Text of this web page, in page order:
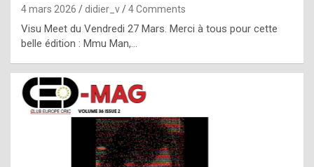
p
l
c
h
i
s
4 mars 2026 didier_v 4 Comments
Visu Meet du Vendredi 27 Mars. Merci à tous pour cette
belle édition : Mmu Man,…